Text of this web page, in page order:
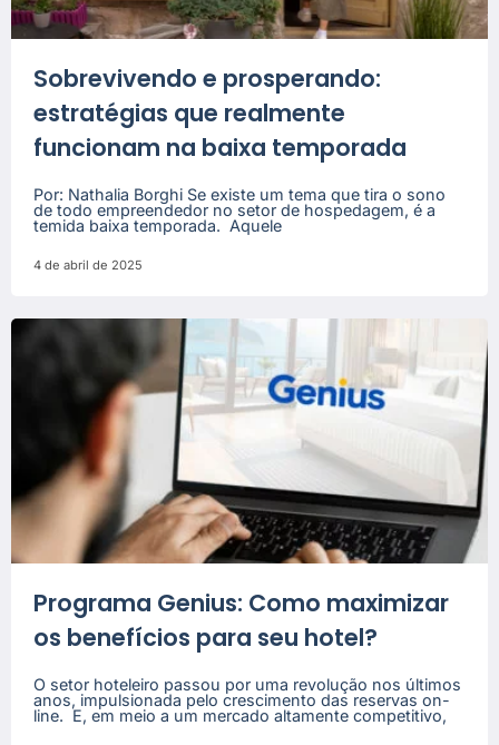
Sobrevivendo e prosperando:
estratégias que realmente
funcionam na baixa temporada
Por: Nathalia Borghi Se existe um tema que tira o sono
de todo empreendedor no setor de hospedagem, é a
temida baixa temporada. Aquele
4 de abril de 2025
Programa Genius: Como maximizar
os benefícios para seu hotel?
O setor hoteleiro passou por uma revolução nos últimos
anos, impulsionada pelo crescimento das reservas on-
line. E, em meio a um mercado altamente competitivo,